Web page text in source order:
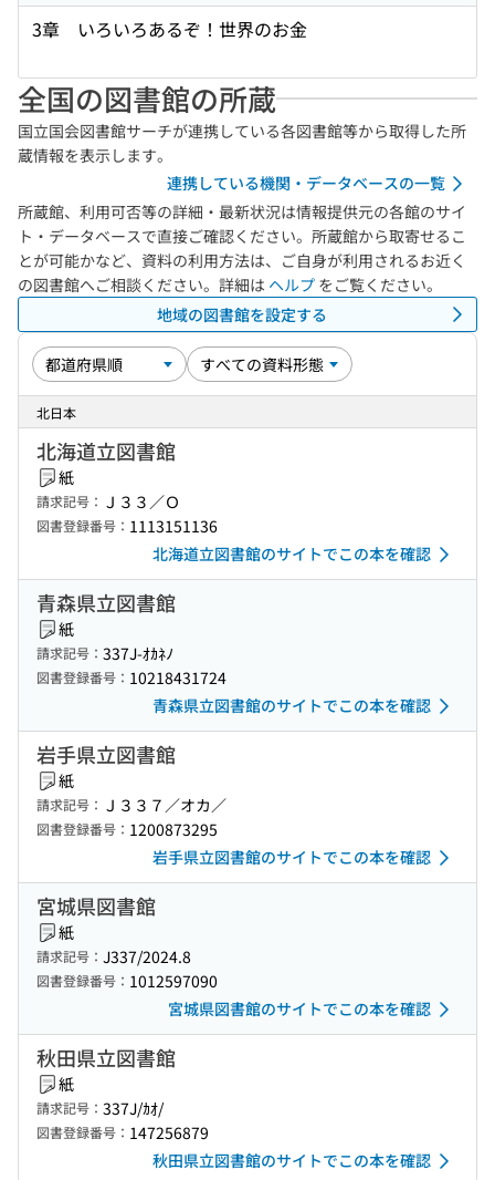
3章 いろいろあるぞ！世界のお金
全国の図書館の所蔵
国立国会図書館サーチが連携している各図書館等から取得した所
蔵情報を表示します。
連携している機関・データベースの一覧
所蔵館、利用可否等の詳細・最新状況は情報提供元の各館のサイ
ト・データベースで直接ご確認ください。所蔵館から取寄せるこ
とが可能かなど、資料の利用方法は、ご自身が利用されるお近く
の図書館へご相談ください。詳細は ヘルプ をご覧ください。
地域の図書館を設定する
北日本
北海道立図書館
紙
請求記号： Ｊ３３／Ｏ
図書登録番号： 1113151136
北海道立図書館のサイトでこの本を確認
青森県立図書館
紙
請求記号： 337J-ｵｶﾈﾉ
図書登録番号： 10218431724
青森県立図書館のサイトでこの本を確認
岩手県立図書館
紙
請求記号： Ｊ３３７／オカ／
図書登録番号： 1200873295
岩手県立図書館のサイトでこの本を確認
宮城県図書館
紙
請求記号： J337/2024.8
図書登録番号： 1012597090
宮城県図書館のサイトでこの本を確認
秋田県立図書館
紙
請求記号： 337J/ｶｵ/
図書登録番号： 147256879
秋田県立図書館のサイトでこの本を確認